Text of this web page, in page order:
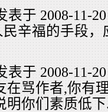
表于 2008-11-
辛福的手段
表于 2008-11-
在骂作者,你有
明你们素质低